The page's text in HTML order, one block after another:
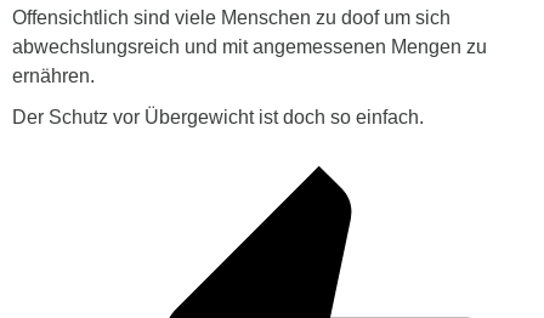
Offensichtlich sind viele Menschen zu doof um sich
abwechslungsreich und mit angemessenen Mengen zu
ernähren.
Der Schutz vor Übergewicht ist doch so einfach.